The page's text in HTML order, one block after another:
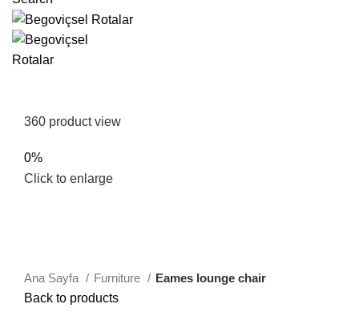
360 product view
0%
Click to enlarge
Ana Sayfa Furniture
Eames lounge chair
Back to products